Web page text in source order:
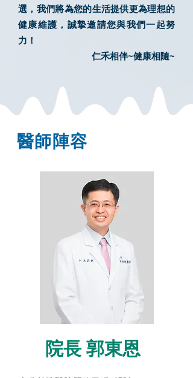
選，我們將為您的生活提供更為理想的
健康維護，誠摯邀請您與我們一起努
力！
仁禾相伴~健康相隨~
醫師陣容
​院長 郭東恩